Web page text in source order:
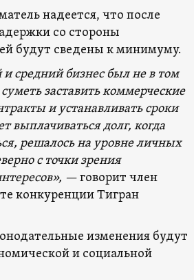
надеется, что после
со стороны
будут сведены к минимуму.
средний бизнес был не в том
заставить коммерческие
и устанавливать сроки
выплачиваться долг, когда
решалось на уровне личных
с точки зрения
—говорит член
конкуренции Тигран
изменения будут
и социальной